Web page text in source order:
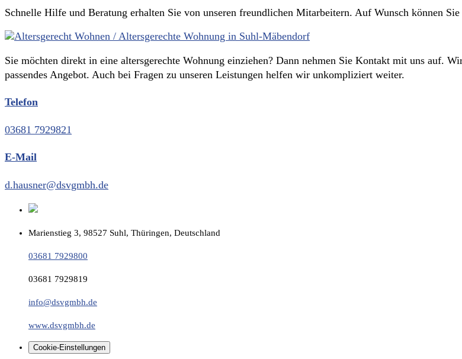
Schnelle Hilfe und Beratung erhalten Sie von unseren freundlichen Mitarbeitern. Auf Wunsch können
Sie möchten direkt in eine altersgerechte Wohnung einziehen? Dann nehmen Sie Kontakt mit uns auf.
passendes Angebot. Auch bei Fragen zu unseren Leistungen helfen wir unkompliziert weiter.
Telefon
03681 7929821
E-Mail
d.hausner@dsvgmbh.de
Marienstieg 3, 98527 Suhl, Thüringen, Deutschland
03681 7929800
03681 7929819
info@dsvgmbh.de
www.dsvgmbh.de
Cookie-Einstellungen